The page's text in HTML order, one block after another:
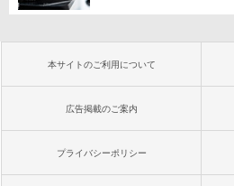
本サイトのご利用について
広告掲載のご案内
プライバシーポリシー